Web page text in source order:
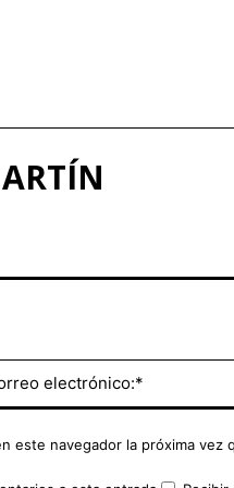
este navegador la próxima vez